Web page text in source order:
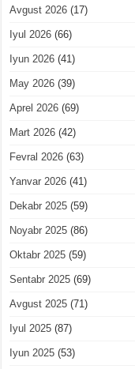
Avgust 2026 (17)
Iyul 2026 (66)
Iyun 2026 (41)
May 2026 (39)
Aprel 2026 (69)
Mart 2026 (42)
Fevral 2026 (63)
Yanvar 2026 (41)
Dekabr 2025 (59)
Noyabr 2025 (86)
Oktabr 2025 (59)
Sentabr 2025 (69)
Avgust 2025 (71)
Iyul 2025 (87)
Iyun 2025 (53)